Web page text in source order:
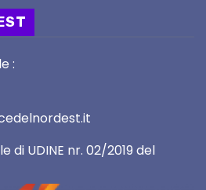
:
di UDINE nr. 02/2019 del